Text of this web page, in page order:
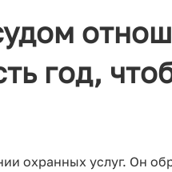
год,
охранных услуг. Он